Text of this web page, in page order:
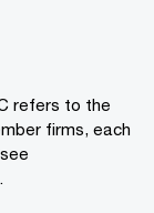
refers to the
firms, each